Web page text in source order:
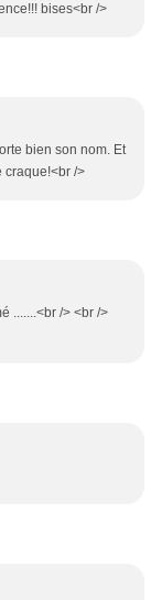
bises<br />
bien son nom. Et
craque!<br />
.......<br /> <br />